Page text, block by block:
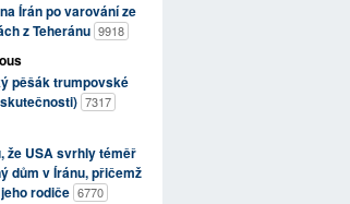
Írán po varování ze
z Teheránu 9918
pěšák trumpovské
7317
že USA svrhly téměř
dům v Íránu, přičemž
rodiče 6770